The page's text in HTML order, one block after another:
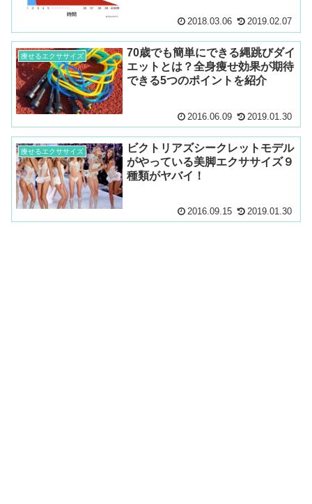
2018.03.06 2019.02.07
痩せるエクササイズ
70歳でも簡単にできる縄跳びダイ
エットとは？全身痩せ効果が期待
できる5つのポイントを紹介
2016.06.09 2019.01.30
痩せるエクササイズ
ビクトリアズシークレットモデル
がやっている美脚エクササイズ９
種類がヤバイ！
2016.09.15 2019.01.30